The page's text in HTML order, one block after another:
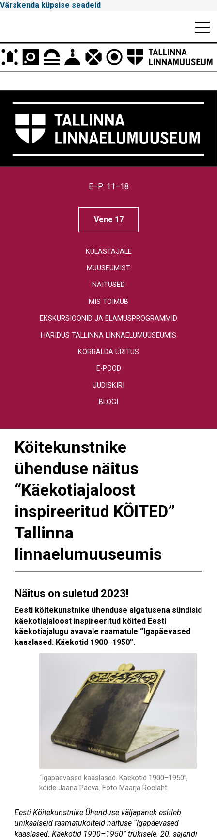
Värskenda küpsise seadeid
Peamenüü
E–P: 11–18
Vene 17
KÜLASTAJALE
MUUSEUMIST
NÄITUSED
MIS TOIMUB
EKSKURSIOONID JA ELAMUSPROGRAMMID
HARIDUS TALLINNA LINNAELUMUUSEUMIS
KORRALDA ÜRITUS
E-POOD
UUDISKIRI
BLOGI
Köitekunstnike
ühenduse näitus
“Käekotiajaloost
inspireeritud KÖITED”
Tallinna
linnaelumuuseumis
Näitus on suletud 2023!
Eesti köitekunstnike ühenduse algatusena sündisid
käekotiajaloost inspireeritud köited Eesti
käekotiajalugu avavale raamatule “Igapäevased
kaaslased. Käekotid 1900–1950”.
“Igapäevased kaaslased. Käekotid 1900–1950”,
köide Jaana Päeva. Foto Maarja Roolaht.
Eesti Köitekunstnike Ühenduse väljapanek esitleb
unikaalseid raamatuköiteid näituse “Igapäevased
kaaslased. Käekotid 1900–1950”trükisele. 20. sajandi